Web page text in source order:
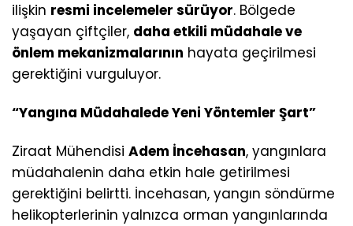
ilişkin resmi incelemeler sürüyor. Bölgede
yaşayan çiftçiler, daha etkili müdahale ve
önlem mekanizmalarının hayata geçirilmesi
gerektiğini vurguluyor.
“Yangına Müdahalede Yeni Yöntemler Şart”
Ziraat Mühendisi Adem İncehasan, yangınlara
müdahalenin daha etkin hale getirilmesi
gerektiğini belirtti. İncehasan, yangın söndürme
helikopterlerinin yalnızca orman yangınlarında